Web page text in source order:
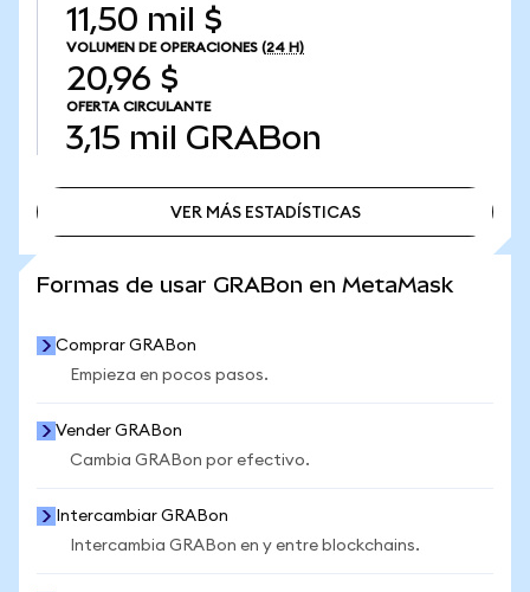
11,50 mil $
VOLUMEN DE OPERACIONES (24 H)
20,96 $
OFERTA CIRCULANTE
3,15 mil GRABon
VER MÁS ESTADÍSTICAS
Formas de usar GRABon en MetaMask
Comprar GRABon
Empieza en pocos pasos.
Vender GRABon
Cambia GRABon por efectivo.
Intercambiar GRABon
Intercambia GRABon en y entre blockchains.